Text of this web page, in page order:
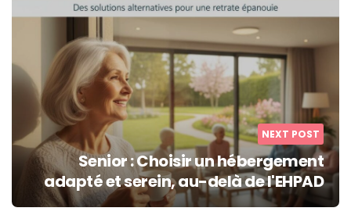
NEXT POST
Senior : Choisir un hébergement
adapté et serein, au-delà de l'EHPAD